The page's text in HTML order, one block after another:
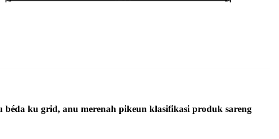
ku grid, anu merenah pikeun klasifikasi produk sareng